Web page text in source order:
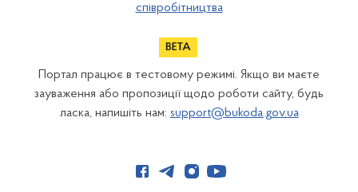
співробітництва
Портал працює в тестовому режимі. Якщо ви маєте
зауваження або пропозиції щодо роботи сайту, будь
ласка, напишіть нам: support@bukoda.gov.ua